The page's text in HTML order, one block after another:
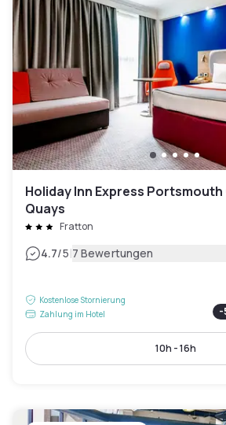
Holiday Inn Express
Quays
Fratton
4.7/5|7 Bewertungen
Kostenlose Stornierung
Zahlung im Hotel
-
10h - 16h